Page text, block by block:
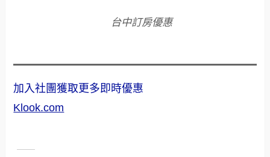
台中訂房優惠
加入社團獲取更多即時優惠
Klook.com